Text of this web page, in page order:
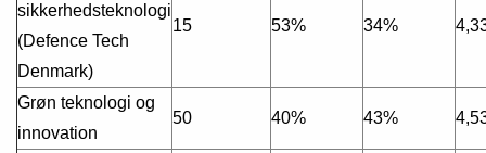
sikkerhedsteknologi
(Defence Tech
Denmark)
15 53% 34%
Grøn teknologi og
innovation
50 40% 43%